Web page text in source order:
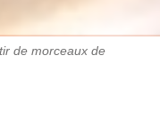
de morceaux de